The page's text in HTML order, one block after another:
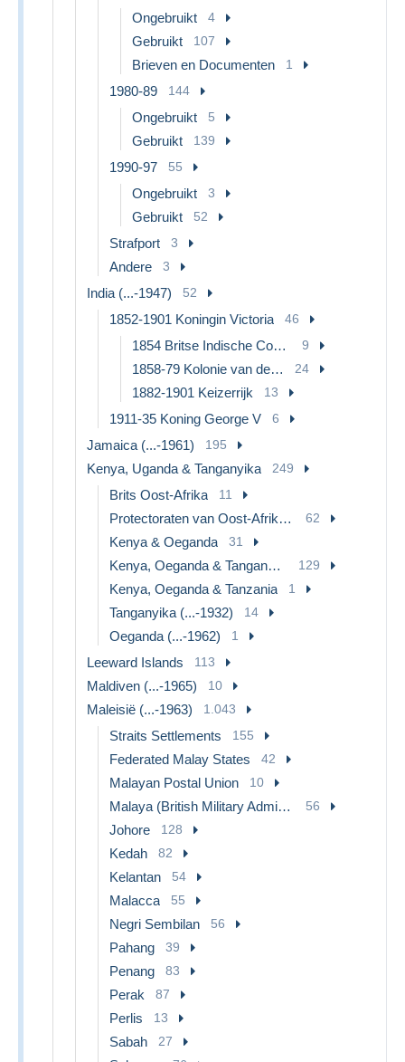
Ongebruikt 4
Gebruikt 107
Brieven en Documenten 1
1980-89 144
Ongebruikt 5
Gebruikt 139
1990-97 55
Ongebruikt 3
Gebruikt 52
Strafport 3
Andere 3
India (...-1947) 52
1852-1901 Koningin Victoria 46
1854 Britse Indische Compagnie 9
1858-79 Kolonie van de Kroon 24
1882-1901 Keizerrijk 13
1911-35 Koning George V 6
Jamaica (...-1961) 195
Kenya, Uganda & Tanganyika 249
Brits Oost-Afrika 11
Protectoraten van Oost-Afrika en van Oeganda 62
Kenya & Oeganda 31
Kenya, Oeganda & Tanganyika 129
Kenya, Oeganda & Tanzania 1
Tanganyika (...-1932) 14
Oeganda (...-1962) 1
Leeward Islands 113
Maldiven (...-1965) 10
Maleisië (...-1963) 1.043
Straits Settlements 155
Federated Malay States 42
Malayan Postal Union 10
Malaya (British Military Administration) 56
Johore 128
Kedah 82
Kelantan 54
Malacca 55
Negri Sembilan 56
Pahang 39
Penang 83
Perak 87
Perlis 13
Sabah 27